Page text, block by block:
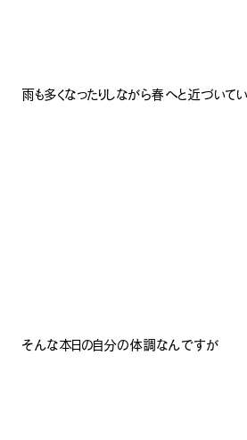
雨も多くなったりしながら春へと近づいてい
そんな本日の自分の体調なんですが